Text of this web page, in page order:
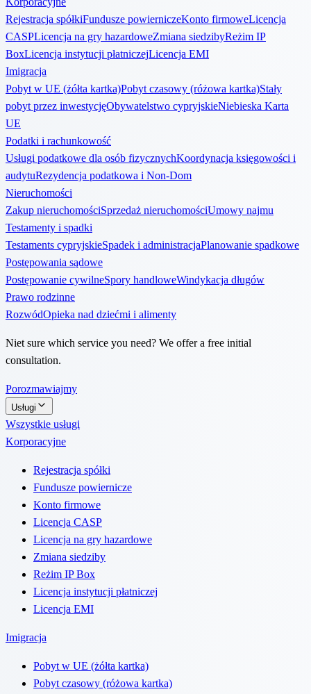
Rejestracja spółkiFundusze powierniczeKonto firmoweLicencja
CASPLicencja na gry hazardoweZmiana siedzibyReżim IP
BoxLicencja instytucji płatniczejLicencja EMI
Imigracja
Pobyt w UE (żółta kartka)Pobyt czasowy (różowa kartka)Stały
pobyt przez inwestycjęObywatelstwo cypryjskieNiebieska Karta
UE
Podatki i rachunkowość
Usługi podatkowe dla osób fizycznychKoordynacja księgowości i
audytuRezydencja podatkowa i Non-Dom
Nieruchomości
Zakup nieruchomościSprzedaż nieruchomościUmowy najmu
Testamenty i spadki
Testaments cypryjskieSpadek i administracjaPlanowanie spadkowe
Postępowania sądowe
Postępowanie cywilneSpory handloweWindykacja długów
Prawo rodzinne
RozwódOpieka nad dziećmi i alimenty
Niet sure which service you need? We offer a free initial
consultation.
Porozmawiajmy
Usługi
Wszystkie usługi
Korporacyjne
Rejestracja spółki
Fundusze powiernicze
Konto firmowe
Licencja CASP
Licencja na gry hazardowe
Zmiana siedziby
Reżim IP Box
Licencja instytucji płatniczej
Licencja EMI
Imigracja
Pobyt w UE (żółta kartka)
Pobyt czasowy (różowa kartka)